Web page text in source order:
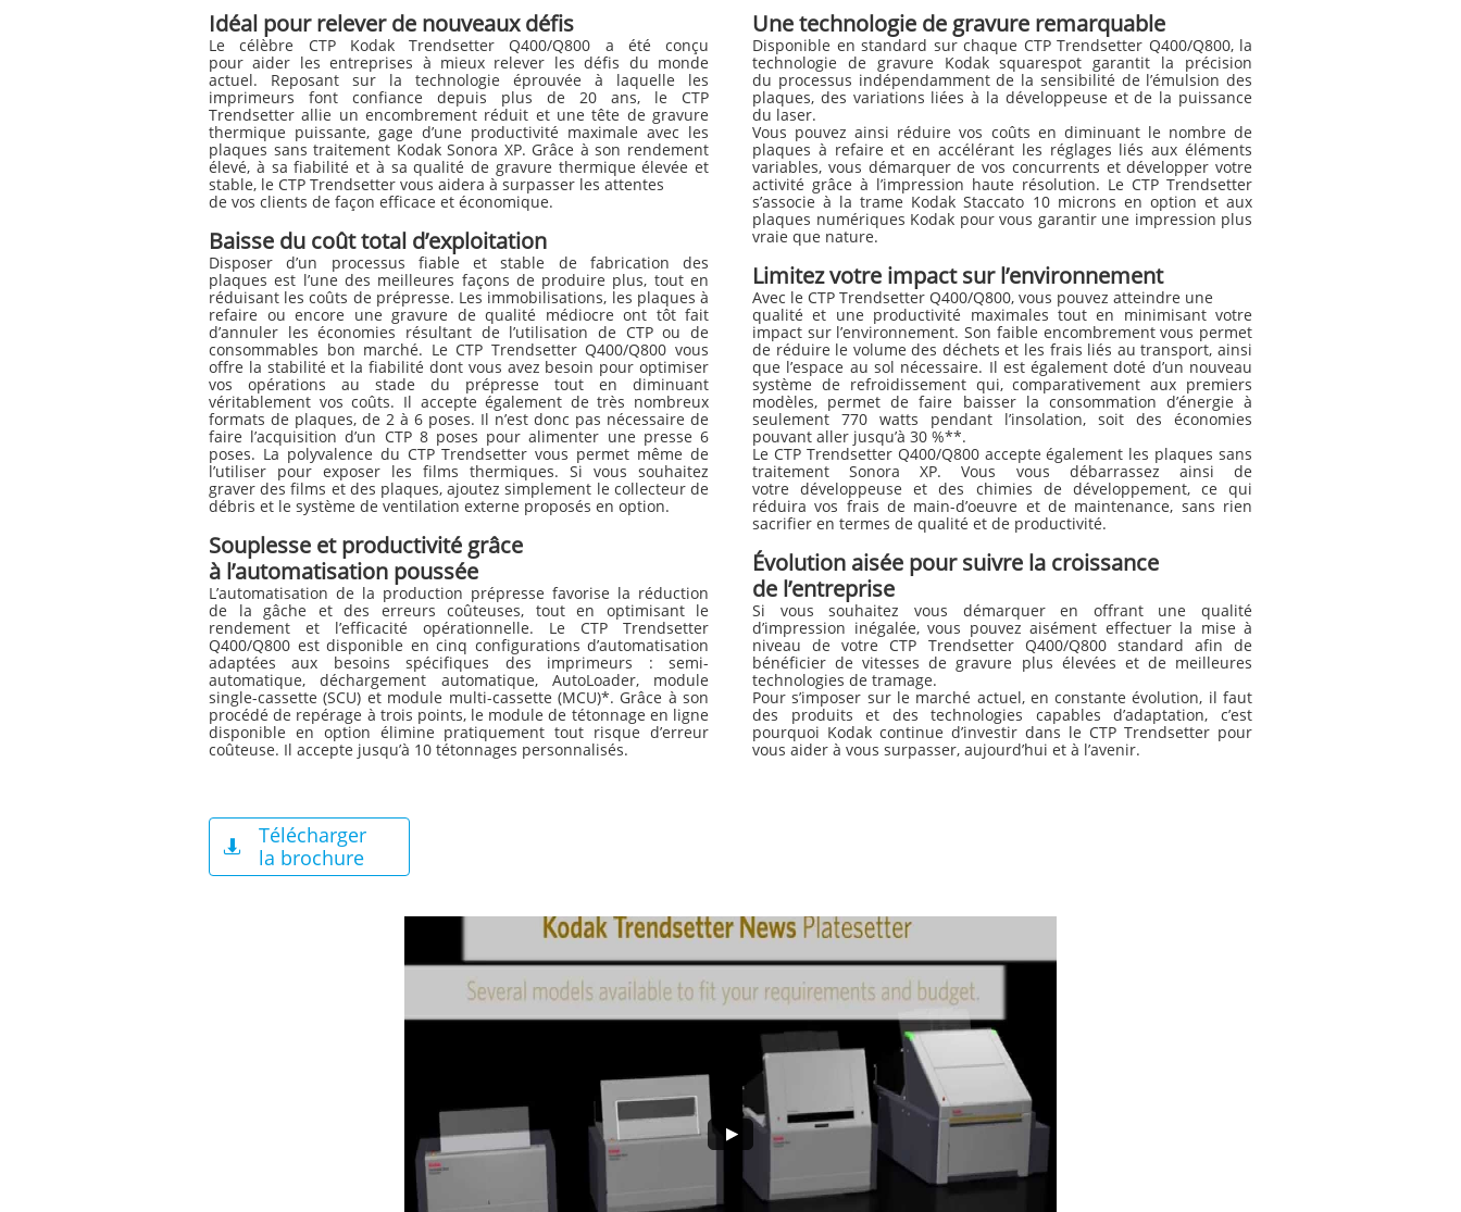
Télécharger
la brochure

Idéal pour relever de nouveaux défis
Le célèbre CTP Kodak Trendsetter Q400/Q800 a été conçu
pour aider les entreprises à mieux relever les défis du monde
actuel. Reposant sur la technologie éprouvée à laquelle les
imprimeurs font confiance depuis plus de 20 ans, le CTP
Trendsetter allie un encombrement réduit et une tête de gravure
thermique puissante, gage d’une productivité maximale avec les
plaques sans traitement Kodak Sonora XP. Grâce à son rendement
élevé, à sa fiabilité et à sa qualité de gravure thermique élevée et
stable, le CTP Trendsetter vous aidera à surpasser les attentes
de vos clients de façon efficace et économique.
Baisse du coût total d’exploitation
Disposer d’un processus fiable et stable de fabrication des
plaques est l’une des meilleures façons de produire plus, tout en
réduisant les coûts de prépresse. Les immobilisations, les plaques à
refaire ou encore une gravure de qualité médiocre ont tôt fait
d’annuler les économies résultant de l’utilisation de CTP ou de
consommables bon marché. Le CTP Trendsetter Q400/Q800 vous
offre la stabilité et la fiabilité dont vous avez besoin pour optimiser
vos opérations au stade du prépresse tout en diminuant
véritablement vos coûts. Il accepte également de très nombreux
formats de plaques, de 2 à 6 poses. Il n’est donc pas nécessaire de
faire l’acquisition d’un CTP 8 poses pour alimenter une presse 6
poses. La polyvalence du CTP Trendsetter vous permet même de
l’utiliser pour exposer les films thermiques. Si vous souhaitez
graver des films et des plaques, ajoutez simplement le collecteur de
débris et le système de ventilation externe proposés en option.
Souplesse et productivité grâce
à l’automatisation poussée
L’automatisation de la production prépresse favorise la réduction
de la gâche et des erreurs coûteuses, tout en optimisant le
rendement et l’efficacité opérationnelle. Le CTP Trendsetter
Q400/Q800 est disponible en cinq configurations d’automatisation
adaptées aux besoins spécifiques des imprimeurs : semi-
automatique, déchargement automatique, AutoLoader, module
single-cassette (SCU) et module multi-cassette (MCU)*. Grâce à son
procédé de repérage à trois points, le module de tétonnage en ligne
disponible en option élimine pratiquement tout risque d’erreur
coûteuse. Il accepte jusqu’à 10 tétonnages personnalisés.
Une technologie de gravure remarquable
Disponible en standard sur chaque CTP Trendsetter Q400/Q800, la
technologie de gravure Kodak squarespot garantit la précision
du processus indépendamment de la sensibilité de l’émulsion des
plaques, des variations liées à la développeuse et de la puissance
du laser.
Vous pouvez ainsi réduire vos coûts en diminuant le nombre de
plaques à refaire et en accélérant les réglages liés aux éléments
variables, vous démarquer de vos concurrents et développer votre
activité grâce à l’impression haute résolution. Le CTP Trendsetter
s’associe à la trame Kodak Staccato 10 microns en option et aux
plaques numériques Kodak pour vous garantir une impression plus
vraie que nature.
Limitez votre impact sur l’environnement
Avec le CTP Trendsetter Q400/Q800, vous pouvez atteindre une
qualité et une productivité maximales tout en minimisant votre
impact sur l’environnement. Son faible encombrement vous permet
de réduire le volume des déchets et les frais liés au transport, ainsi
que l’espace au sol nécessaire. Il est également doté d’un nouveau
système de refroidissement qui, comparativement aux premiers
modèles, permet de faire baisser la consommation d’énergie à
seulement 770 watts pendant l’insolation, soit des économies
pouvant aller jusqu’à 30 %**.
Le CTP Trendsetter Q400/Q800 accepte également les plaques sans
traitement Sonora XP. Vous vous débarrassez ainsi de
votre développeuse et des chimies de développement, ce qui
réduira vos frais de main-d’oeuvre et de maintenance, sans rien
sacrifier en termes de qualité et de productivité.
Évolution aisée pour suivre la croissance
de l’entreprise
Si vous souhaitez vous démarquer en offrant une qualité
d’impression inégalée, vous pouvez aisément effectuer la mise à
niveau de votre CTP Trendsetter Q400/Q800 standard afin de
bénéficier de vitesses de gravure plus élevées et de meilleures
technologies de tramage.
Pour s’imposer sur le marché actuel, en constante évolution, il faut
des produits et des technologies capables d’adaptation, c’est
pourquoi Kodak continue d’investir dans le CTP Trendsetter pour
vous aider à vous surpasser, aujourd’hui et à l’avenir.